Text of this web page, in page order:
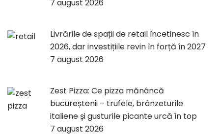
7 august 2026
Livrările de spații de retail încetinesc în
2026, dar investițiile revin în forță în 2027
7 august 2026
Zest Pizza: Ce pizza mănâncă
bucureștenii – trufele, brânzeturile
italiene și gusturile picante urcă în top
7 august 2026